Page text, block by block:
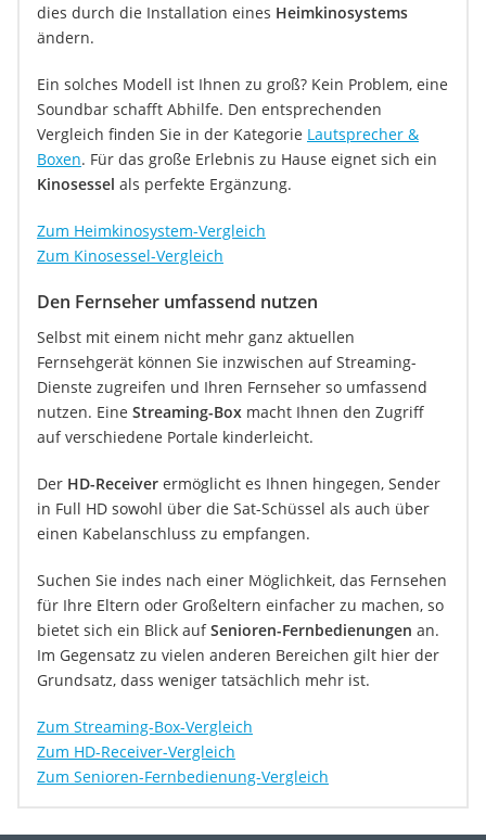
dies durch die Installation eines Heimkinosystems
ändern.
Ein solches Modell ist Ihnen zu groß? Kein Problem, eine
Soundbar schafft Abhilfe. Den entsprechenden
Vergleich finden Sie in der Kategorie Lautsprecher &
Boxen. Für das große Erlebnis zu Hause eignet sich ein
Kinosessel als perfekte Ergänzung.
Zum Heimkinosystem-Vergleich
Zum Kinosessel-Vergleich
Den Fernseher umfassend nutzen
Selbst mit einem nicht mehr ganz aktuellen
Fernsehgerät können Sie inzwischen auf Streaming-
Dienste zugreifen und Ihren Fernseher so umfassend
nutzen. Eine Streaming-Box macht Ihnen den Zugriff
auf verschiedene Portale kinderleicht.
Der HD-Receiver ermöglicht es Ihnen hingegen, Sender
in Full HD sowohl über die Sat-Schüssel als auch über
einen Kabelanschluss zu empfangen.
Suchen Sie indes nach einer Möglichkeit, das Fernsehen
für Ihre Eltern oder Großeltern einfacher zu machen, so
bietet sich ein Blick aufSenioren-Fernbedienungen an.
Im Gegensatz zu vielen anderen Bereichen gilt hier der
Grundsatz, dass weniger tatsächlich mehr ist.
Zum Streaming-Box-Vergleich
Zum HD-Receiver-Vergleich
Zum Senioren-Fernbedienung-Vergleich